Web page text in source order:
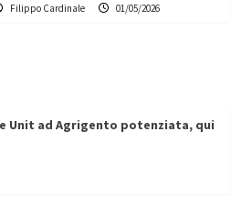
Filippo Cardinale 01/05/2026
Unit ad Agrigento potenziata, qui